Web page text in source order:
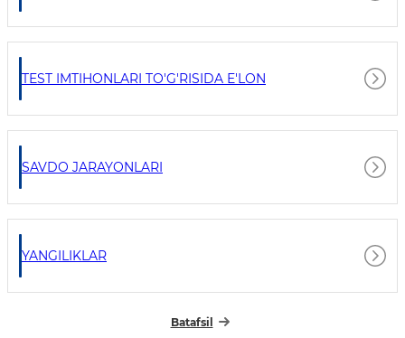
TEST IMTIHONLARI TO'G'RISIDA E'LON
SAVDO JARAYONLARI
YANGILIKLAR
Batafsil